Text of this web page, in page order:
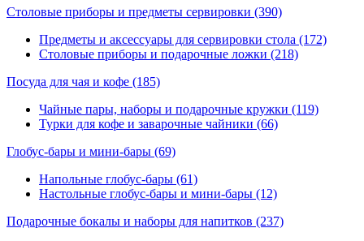
Столовые приборы и предметы сервировки (390)
Предметы и аксессуары для сервировки стола (172)
Столовые приборы и подарочные ложки (218)
Посуда для чая и кофе (185)
Чайные пары, наборы и подарочные кружки (119)
Турки для кофе и заварочные чайники (66)
Глобус-бары и мини-бары (69)
Напольные глобус-бары (61)
Настольные глобус-бары и мини-бары (12)
Подарочные бокалы и наборы для напитков (237)